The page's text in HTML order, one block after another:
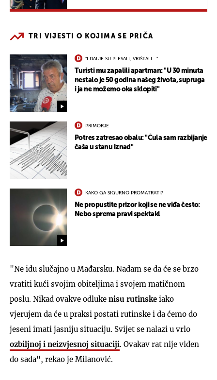
TRI VIJESTI O KOJIMA SE PRIČA
"I DALJE SU PLESALI, VRIŠTALI..."
Turisti mu zapalili apartman: "U 30 minuta
nestalo je 50 godina našeg života, supruga
i ja ne možemo oka sklopiti"
PRIMORJE
Potres zatresao obalu: "Čula sam razbijanje
čaša u stanu iznad"
KAKO GA SIGURNO PROMATRATI?
Ne propustite prizor koji se ne viđa često:
Nebo sprema pravi spektakl
"Ne idu slučajno u Mađarsku. Nadam se da će se brzo
vratiti kući svojim obiteljima i svojem matičnom
poslu. Nikad ovakve odluke nisu rutinske iako
vjerujem da će u praksi postati rutinske i da ćemo do
jeseni imati jasniju situaciju. Svijet se nalazi u vrlo
ozbiljnoj i neizvjesnoj situaciji. Ovakav rat nije viđen
do sada", rekao je Milanović.